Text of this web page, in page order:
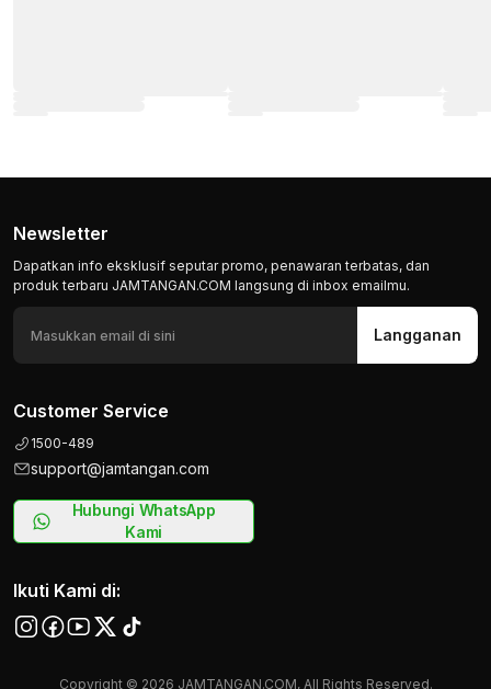
Newsletter
Dapatkan info eksklusif seputar promo, penawaran terbatas, dan
produk terbaru JAMTANGAN.COM langsung di inbox emailmu.
Langganan
Customer Service
1500-489
support@jamtangan.com
Hubungi WhatsApp
Kami
Ikuti Kami di:
Copyright © 2026 JAMTANGAN.COM, All Rights Reserved.